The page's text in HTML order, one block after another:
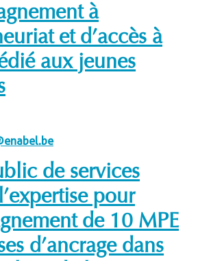
à
et d’accès à
aux jeunes
de services
pour
de 10 MPE
d’ancrage dans